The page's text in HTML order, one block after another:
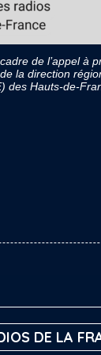
de l’appel à
la direction
des Hauts-de-
DE LA